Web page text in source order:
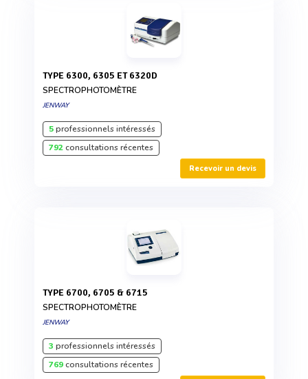
TYPE 6300, 6305 ET 6320D
SPECTROPHOTOMÈTRE
JENWAY
5professionnels intéressés
792consultations récentes
Recevoir un devis
TYPE 6700, 6705 & 6715
SPECTROPHOTOMÈTRE
JENWAY
3 professionnels intéressés
769consultations récentes